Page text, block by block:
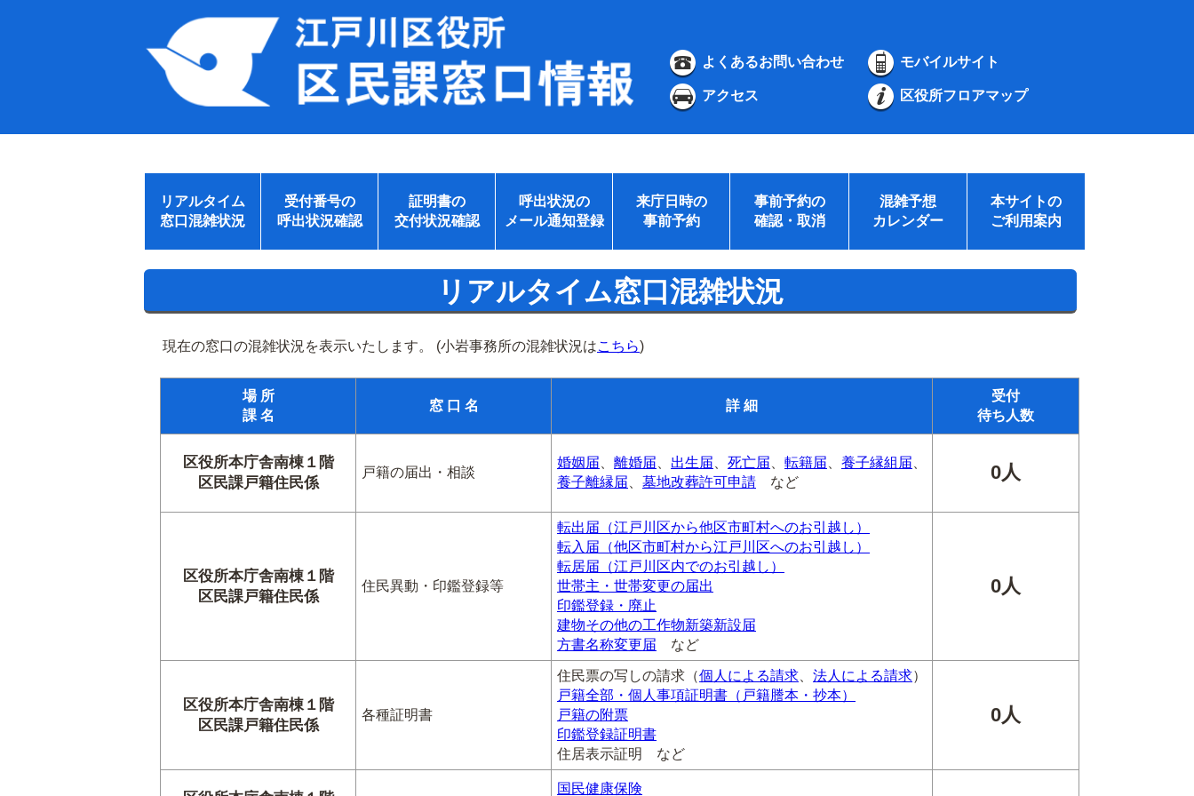
よくあるお問い合わせ モバイルサイト
アクセス 区役所フロアマップ
リアルタイム
窓口混雑状況
受付番号の
呼出状況確認
証明書の
交付状況確認
呼出状況の
メール通知登録
来庁日時の
事前予約
事前予約の
確認・取消
混雑予想
カレンダー
本サイトの
ご利用案内
リアルタイム窓口混雑状況
現在の窓口の混雑状況を表示いたします。 (小岩事務所の混雑状況はこちら)
場 所
課 名
窓 口 名 詳 細
受付
待ち人数
区役所本庁舎南棟１階
区民課戸籍住民係
戸籍の届出・相談
婚姻届 離婚届 出生届 死亡届 転籍届 養子縁組届
養子離縁届
墓地改葬許可申請 など 0人
区役所本庁舎南棟１階
区民課戸籍住民係
住民異動・印鑑登録等
転出届（江戸川区から他区市町村へのお引越し）
転入届（他区市町村から江戸川区へのお引越し）
転居届（江戸川区内でのお引越し）
世帯主・世帯変更の届出
印鑑登録・廃止
建物その他の工作物新築新設届
方書名称変更届 など
0人
区役所本庁舎南棟１階
区民課戸籍住民係
各種証明書
住民票の写しの請求（個人による請求 法人による請求）
戸籍全部・個人事項証明書（戸籍謄本・抄本）
戸籍の附票
印鑑登録証明書
住居表示証明 など
0人
国民健康保険